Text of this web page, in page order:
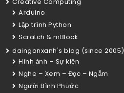
Arduino
Lập trình Python
Scratch & mBlock
dainganxanh's blog (since 2005)
Hình ảnh – Sự kiện
Nghe – Xem – Đọc – Ngẫm
Người Bình Phước